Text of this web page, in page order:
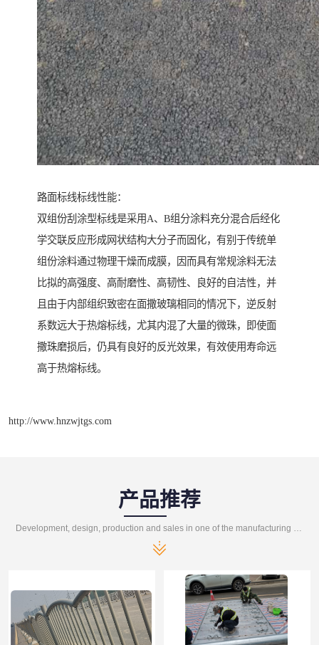
路面标线标线性能：
双组份刮涂型标线是采用A、B组分涂料充分混合后经化
学交联反应形成网状结构大分子而固化，有别于传统单
组份涂料通过物理干燥而成膜，因而具有常规涂料无法
比拟的高强度、高耐磨性、高韧性、良好的自洁性，并
且由于内部组织致密在面撒玻璃相同的情况下，逆反射
系数远大于热熔标线，尤其内混了大量的微珠，即使面
撒珠磨损后，仍具有良好的反光效果，有效使用寿命远
高于热熔标线。
http://www.hnzwjtgs.com
产品推荐
Development, design, production and sales in one of the manufacturing enterprises